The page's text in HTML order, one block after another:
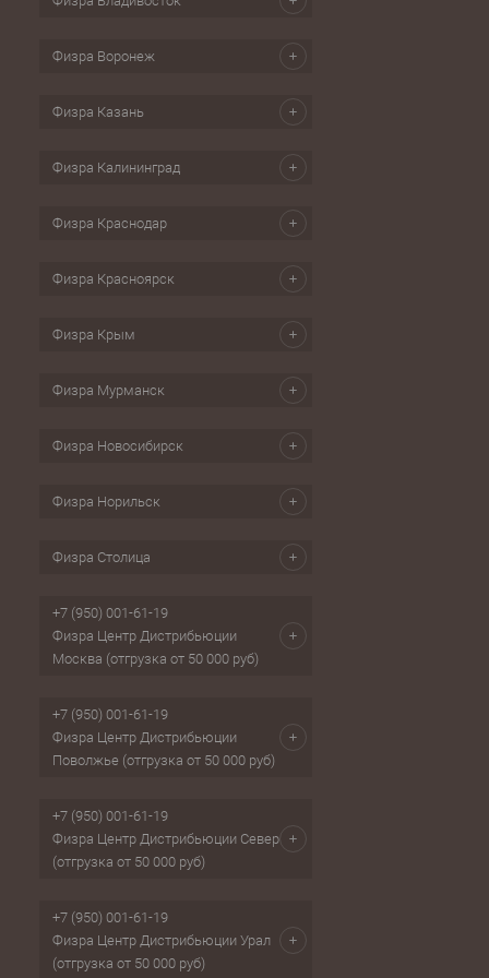
Физра Воронеж
Физра Казань
Физра Калининград
Физра Краснодар
Физра Красноярск
Физра Крым
Физра Мурманск
Физра Новосибирск
Физра Норильск
Физра Столица
+7 (950) 001-61-19
Физра Центр Дистрибьюции
Москва (отгрузка от 50 000 руб)
+7 (950) 001-61-19
Физра Центр Дистрибьюции
Поволжье (отгрузка от 50 000 руб)
+7 (950) 001-61-19
Физра Центр Дистрибьюции Север
(отгрузка от 50 000 руб)
+7 (950) 001-61-19
Физра Центр Дистрибьюции Урал
(отгрузка от 50 000 руб)